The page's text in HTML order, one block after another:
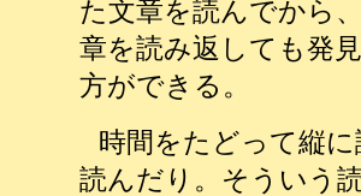
た文章を読んでから
章を読み返しても発
方ができる。
時間をたどって縦
読んだり。そういう